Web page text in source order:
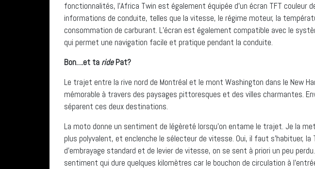
fonctionnalités, l’Africa Twin est également équipée d’un écran TFT couleur
informations de conduite, telles que la vitesse, le régime moteur, la
consommation de carburant. L’écran est également compatible avec le
qui permet une navigation facile et pratique pendant la conduite.
Bon….et ta ridePat?
Le trajet entre la rive nord de Montréal et le mont Washington dans le New
mémorable à travers des paysages pittoresques et des villes charmantes.
séparent ces deux destinations.
La moto donne un sentiment de légèreté lorsqu’on entame le trajet. Je la
plus polyvalent, et enclenche le sélecteur de vitesse. Oui, il faut s’habituer, la
d’embrayage standard et de levier de vitesse, on se sent à priori un peu perdu.
sentiment qui dure quelques kilomètres car le bouchon de circulation à